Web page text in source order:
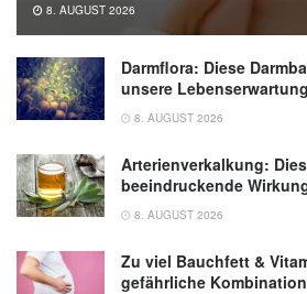
8. AUGUST 2026
Darmflora: Diese
unsere Lebenserwartung
8. AUGUST 2026
Arterienverkalkung:
beeindruckende
8. AUGUST 2026
Zu viel Bauchfett &
gefährliche Kombination